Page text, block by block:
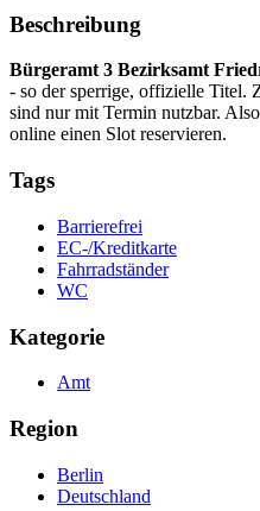
Beschreibung
Bürgeramt 3 Bezirksamt
- so der sperrige, offizielle Titel.
sind nur mit Termin nutzbar.
online einen Slot reservieren.
Tags
Barrierefrei
EC-/Kreditkarte
Fahrradständer
WC
Kategorie
Amt
Region
Berlin
Deutschland